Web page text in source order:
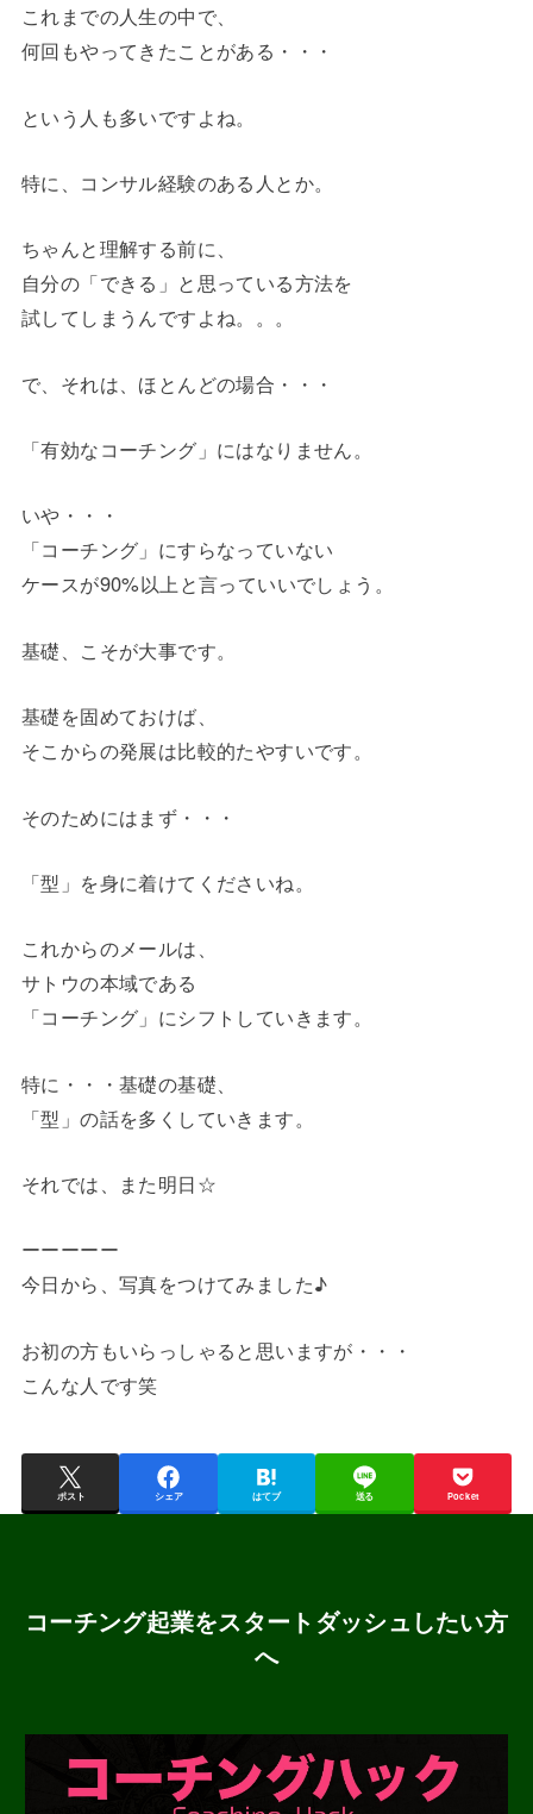
これまでの人生の中で、
何回もやってきたことがある・・・
という人も多いですよね。
特に、コンサル経験のある人とか。
ちゃんと理解する前に、
自分の「できる」と思っている方法を
試してしまうんですよね。。。
で、それは、ほとんどの場合・・・
「有効なコーチング」にはなりません。
いや・・・
「コーチング」にすらなっていない
ケースが90%以上と言っていいでしょう。
基礎、こそが大事です。
基礎を固めておけば、
そこからの発展は比較的たやすいです。
そのためにはまず・・・
「型」を身に着けてくださいね。
これからのメールは、
サトウの本域である
「コーチング」にシフトしていきます。
特に・・・基礎の基礎、
「型」の話を多くしていきます。
それでは、また明日☆
ーーーーー
今日から、写真をつけてみました♪
お初の方もいらっしゃると思いますが・・・
こんな人です笑
ポスト シェア はてブ 送る Pocket
コーチング起業をスタートダッシュしたい方
へ